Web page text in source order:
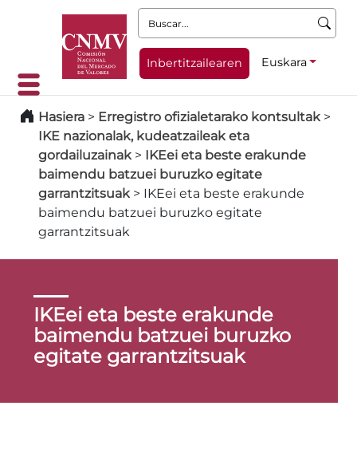
Buscar:
Inbertitzailearen Euskara
Hasiera > Erregistro ofizialetarako kontsultak>
IKE nazionalak, kudeatzaileak eta
gordailuzainak> IKEei eta beste erakunde
baimendu batzuei buruzko egitate
garrantzitsuak> IKEei eta beste erakunde
baimendu batzuei buruzko egitate
garrantzitsuak
IKEei eta beste erakunde
baimendu batzuei buruzko
egitate garrantzitsuak